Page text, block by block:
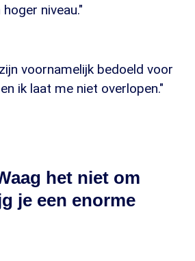
niveau."
voornamelijk bedoeld voor
ik laat me niet overlopen."
het niet om
je een enorme